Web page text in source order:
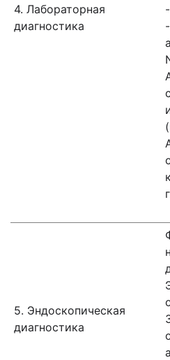
4. Лабораторная
диагностика
5. Эндоскопическая
диагностика